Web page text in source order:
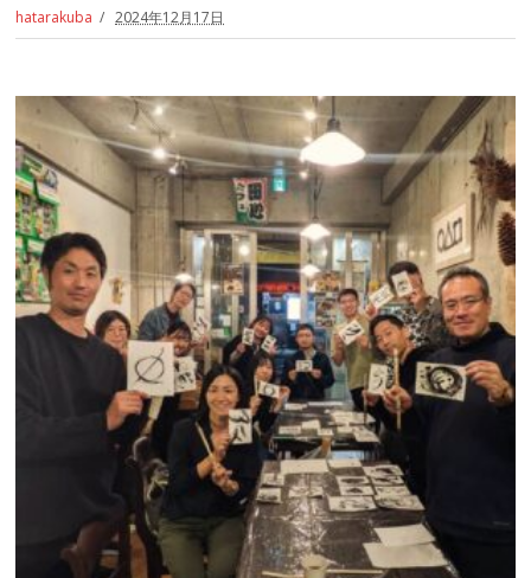
hatarakuba 2024年12月17日